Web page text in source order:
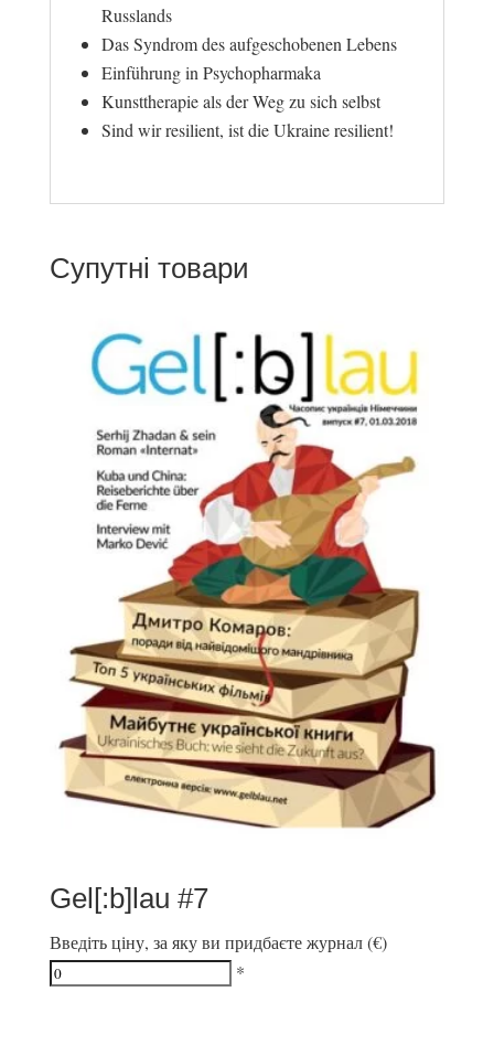
Russlands
Das Syndromdes aufgeschobenen Lebens
Einführung in Psychopharmaka
Kunsttherapie als der Weg zu sich selbst
Sind wir resilient, ist die Ukraine resilient!
Супутні товари
Gel[:b]lau #7
Введіть ціну, за яку ви придбаєте журнал (€)
*